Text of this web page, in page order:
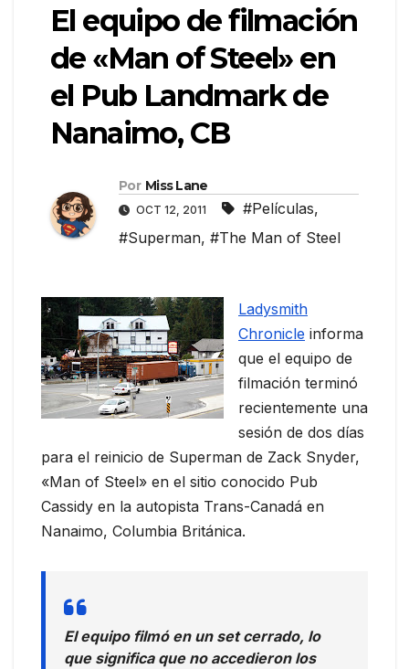
El equipo de filmación
de «Man of Steel» en
el Pub Landmark de
Nanaimo, CB
Por Miss Lane
OCT 12, 2011 #Películas,
#Superman, #The Man of Steel
Ladysmith
Chronicle informa
que el equipo de
filmación terminó
recientemente una
sesión de dos días
para el reinicio de Superman de Zack Snyder,
«Man of Steel» en el sitio conocido Pub
Cassidy en la autopista Trans-Canadá en
Nanaimo, Columbia Británica.
El equipo filmó en un set cerrado, lo
que significa que no accedieron los